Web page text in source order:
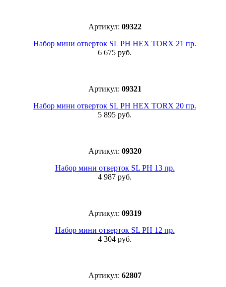
Артикул: 09322
Набор мини отверток SL PH HEX TORX 21 пр.
6 675 руб.
Артикул: 09321
Набор мини отверток SL PH HEX TORX 20 пр.
5 895 руб.
Артикул: 09320
Набор мини отверток SL PH 13 пр.
4 987 руб.
Артикул: 09319
Набор мини отверток SL PH 12 пр.
4 304 руб.
Артикул: 62807